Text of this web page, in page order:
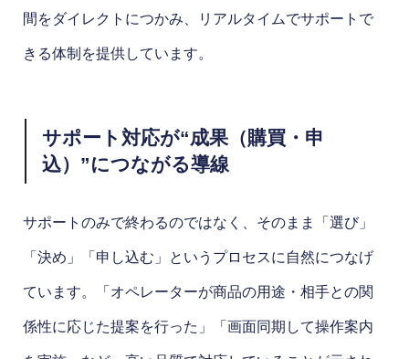
間をダイレクトにつかみ、リアルタイムでサポートで
きる体制を提供しています。
サポート対応が“成果（購買・申
込）”につながる導線
サポートのみで終わるのではなく、そのまま「選び」
「決め」「申し込む」というプロセスに自然につなげ
ています。「オペレーターが商品の用途・相手との関
係性に応じた提案を行った」「画面同期して操作案内